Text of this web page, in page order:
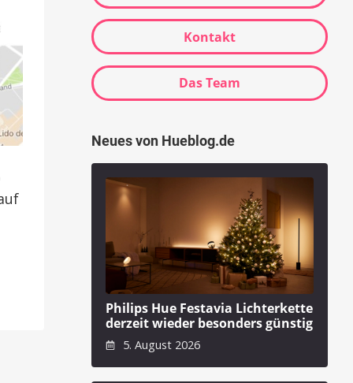
Kontakt
Das Team
Neues von Hueblog.de
Philips Hue Festavia Lichterkette
derzeit wieder besonders günstig
5. August 2026